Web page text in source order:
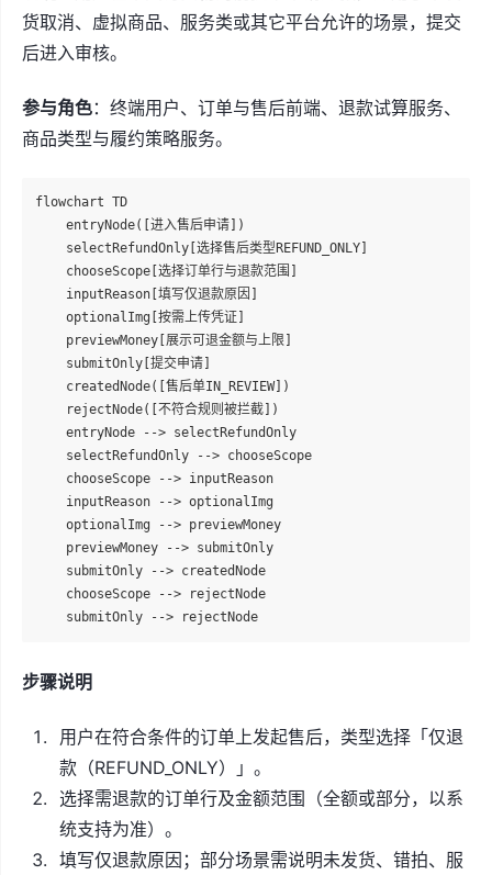
货取消、虚拟商品、服务类或其它平台允许的场景，提交
后进入审核。
参与角色：终端用户、订单与售后前端、退款试算服务、
商品类型与履约策略服务。
flowchart TD
    entryNode([进入售后申请])
    selectRefundOnly[选择售后类型REFUND_ONLY]
    chooseScope[选择订单行与退款范围]
    inputReason[填写仅退款原因]
    optionalImg[按需上传凭证]
    previewMoney[展示可退金额与上限]
    submitOnly[提交申请]
    createdNode([售后单IN_REVIEW])
    rejectNode([不符合规则被拦截])
    entryNode --> selectRefundOnly
    selectRefundOnly --> chooseScope
    chooseScope --> inputReason
    inputReason --> optionalImg
    optionalImg --> previewMoney
    previewMoney --> submitOnly
    submitOnly --> createdNode
    chooseScope --> rejectNode
步骤说明
用户在符合条件的订单上发起售后，类型选择「仅退
款（REFUND_ONLY）」。
选择需退款的订单行及金额范围（全额或部分，以系
统支持为准）。
填写仅退款原因；部分场景需说明未发货、错拍、服